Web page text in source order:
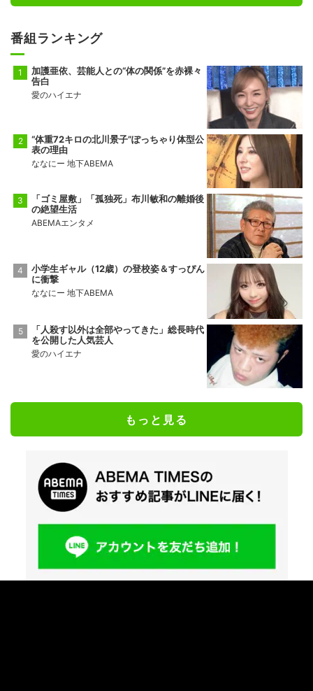
番組ランキング
加護亜依、芸能人との“体の関係”を赤裸々
告白
愛のハイエナ
“体重72キロの北川景子”ぽっちゃり体型公
表の理由
ななにー 地下ABEMA
「ゴミ屋敷」「孤独死」布川敏和の離婚後
の絶望生活
ABEMAエンタメ
小学生ギャル（12歳）の登校姿＆すっぴん
に衝撃
ななにー 地下ABEMA
「人殺す以外は全部やってきた」総長時代
を公開した人気芸人
愛のハイエナ
もっと見る